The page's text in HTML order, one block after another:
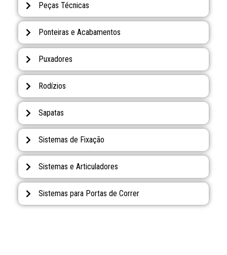
Peças Técnicas
Ponteiras e Acabamentos
Puxadores
Rodízios
Sapatas
Sistemas de Fixação
Sistemas e Articuladores
Sistemas para Portas de Correr